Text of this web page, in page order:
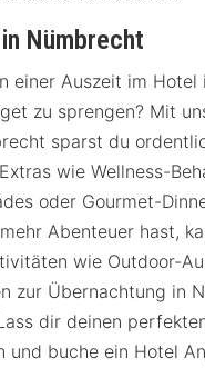
Nümbrecht
einer Auszeit im Hotel
zu sprengen? Mit
sparst du
wie Wellness-
oder Gourmet-
Abenteuer hast,
wie Outdoor-
zur Übernachtung in
dir deinen
und buche ein Hotel